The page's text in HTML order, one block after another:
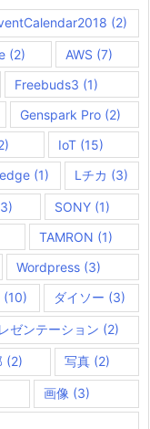
(2)
(2) AWS (7)
Freebuds3 (1)
Genspark Pro(2)
IoT (15)
(1) Lチカ (3)
SONY (1)
TAMRON (1)
Wordpress (3)
(10) ダイソー (3)
ゼンテーション (2)
(2) 写真 (2)
画像 (3)